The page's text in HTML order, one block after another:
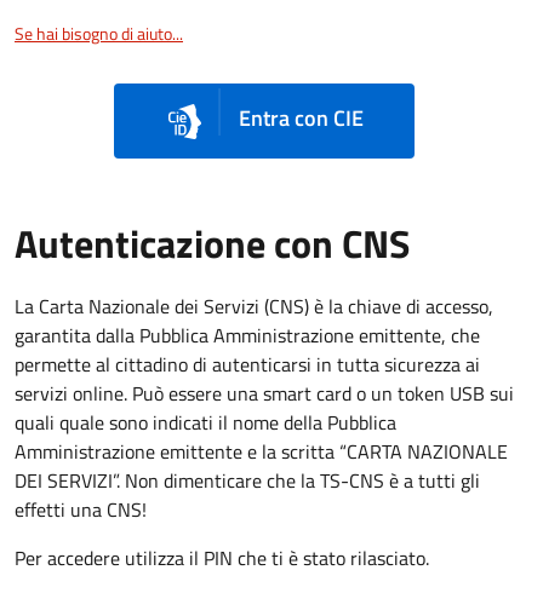
Se hai bisogno di aiuto...
Entra con CIE
Autenticazione con CNS
La Carta Nazionale dei Servizi (CNS) è la chiave di accesso,
garantita dalla Pubblica Amministrazione emittente, che
permette al cittadino di autenticarsi in tutta sicurezza ai
servizi online. Può essere una smart card o un token USB sui
quali quale sono indicati il nome della Pubblica
Amministrazione emittente e la scritta “CARTA NAZIONALE
DEI SERVIZI”. Non dimenticare che la TS-CNS è a tutti gli
effetti una CNS!
Per accedere utilizza il PIN che ti è stato rilasciato.